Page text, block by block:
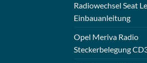
Radiowechsel Seat
Einbauanleitung
Opel Meriva Radio
Steckerbelegung